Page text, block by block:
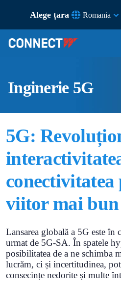
Alege țara Romania
Inginerie 5G
5G:
viitor mai bun
Lansarea globală a 5G este în
urmat de 5G-SA. În spatele
posibilitatea de a ne schimba
lucrăm, ci și incertitudinea,
consecințe nedorite și multe